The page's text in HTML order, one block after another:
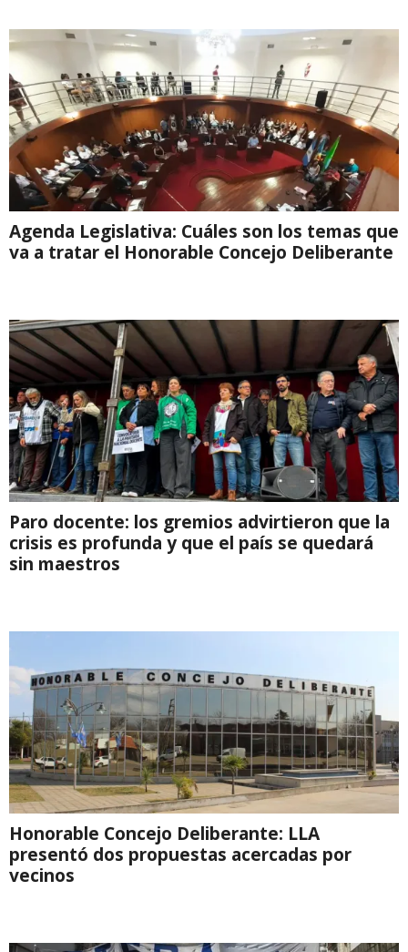
Agenda Legislativa: Cuáles son los temas que
va a tratar el Honorable Concejo Deliberante
Paro docente: los gremios advirtieron que la
crisis es profunda y que el país se quedará
sin maestros
Honorable Concejo Deliberante: LLA
presentó dos propuestas acercadas por
vecinos